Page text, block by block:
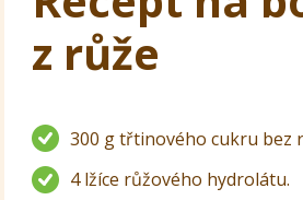
z růže
300 g třtinového cukru bez
4 lžíce růžového hydrolátu.